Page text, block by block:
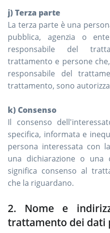
j) Terza parte
La terza parte è una
pubblica, agenzia o
responsabile del
trattamento e persone
responsabile del
trattamento, sono
k) Consenso
Il consenso
specifica, informata e
persona interessata con
una dichiarazione o una
significa consenso al
che la riguardano.
2. Nome e
trattamento dei dati